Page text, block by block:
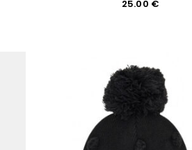
25.00 €